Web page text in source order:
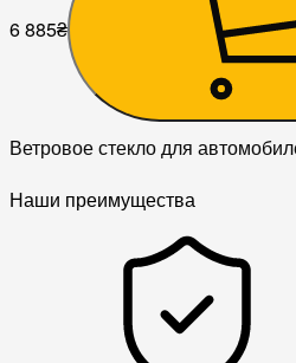
6 885₴ 3
Ветровое стекло для
Наши преимущества